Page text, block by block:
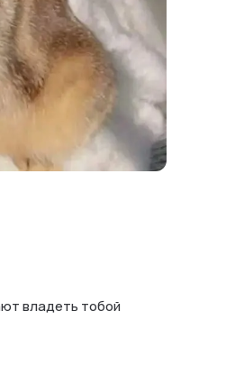
владеть тобой